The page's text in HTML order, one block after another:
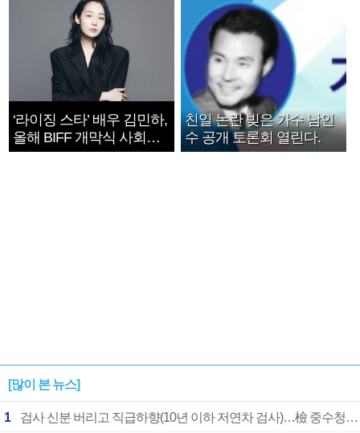
‘라이징 스타’ 배우 김민하,
올해 BIFF 개막식 사회자
확정
친일 논란 빚은 가수 남인
수 공개 토론회 열린다.
[많이 본 뉴스]
1 검사 신분 버리고 직급하향(10년 이하 저연차 검사)…檢 중수청행 기피